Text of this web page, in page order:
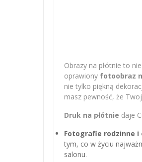
Obrazy na płótnie to
oprawiony fotoobraz
nie tylko piękną
masz pewność, że
Druk na płótnie daje
Fotografie rodzinne i
tym, co w życiu
salonu.